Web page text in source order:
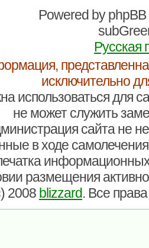
Powered byphpBB
Русская
исключительно
использоваться для
не может служить
сайта не
в ходе
размещения
2008 blizzard. Все